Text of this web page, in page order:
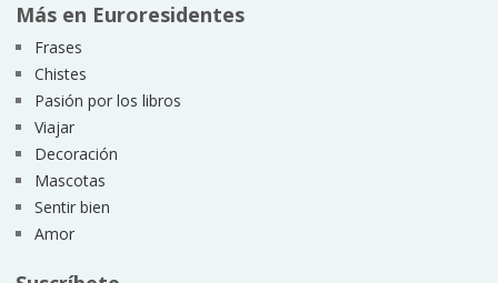
Más en Euroresidentes
Frases
Chistes
Pasión por los libros
Viajar
Decoración
Mascotas
Sentir bien
Amor